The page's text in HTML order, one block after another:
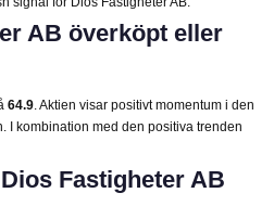
AB överköpt eller
64.9 . Aktien visar positivt momentum i den
I kombination med den positiva trenden
Fastigheter AB